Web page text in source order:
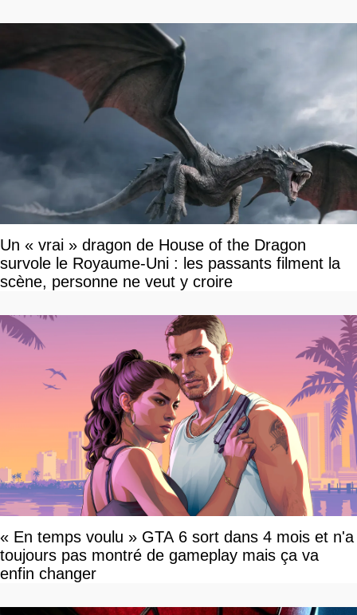
Un « vrai » dragon de House of the Dragon
survole le Royaume-Uni : les passants filment la
scène, personne ne veut y croire
« En temps voulu » GTA 6 sort dans 4 mois et n'a
toujours pas montré de gameplay mais ça va
enfin changer